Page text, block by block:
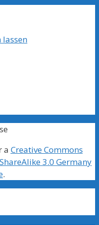
lassen
a Creative Commons
3.0 Germany
.